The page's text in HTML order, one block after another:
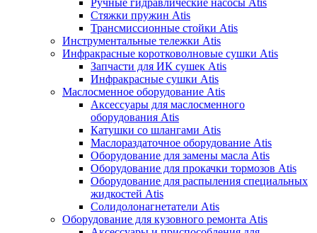
Стяжки пружин Atis
Трансмиссионные стойки Atis
Инструментальные тележки Atis
Инфракрасные коротковолновые сушки Atis
Запчасти для ИК сушек Atis
Инфракрасные сушки Atis
Маслосменное оборудование Atis
Аксессуары для маслосменного
оборудования Atis
Катушки со шлангами Atis
Маслораздаточное оборудование Atis
Оборудование для замены масла Atis
Оборудование для прокачки тормозов Atis
Оборудование для распыления специальных
жидкостей Atis
Солидолонагнетатели Atis
Оборудование для кузовного ремонта Atis